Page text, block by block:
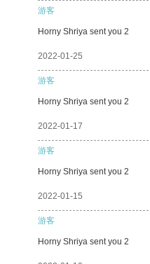
游客
Horny Shriya sent you 2
2022-01-25
游客
Horny Shriya sent you 2
2022-01-17
游客
Horny Shriya sent you 2
2022-01-15
游客
Horny Shriya sent you 2